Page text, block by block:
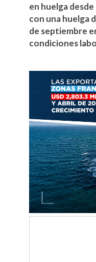
en huelga
con una huelga
de septiembre
condiciones